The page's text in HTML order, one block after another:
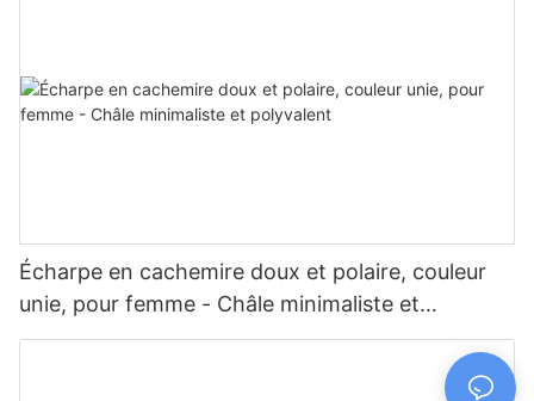
Écharpe en cachemire doux et polaire, couleur
unie, pour femme - Châle minimaliste et
polyvalent